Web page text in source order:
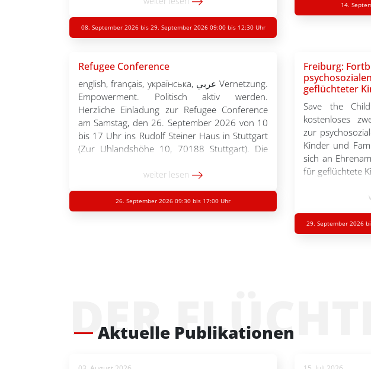
vermitteln fundiertes Wissen zu aktuellen
rechtlichen Entwicklungen. Die
Fortbildungsreihe richtet sich an Berater:innen
neben inhaltlichen Impulsen auch Raum für
Fragen […]
08. September 2026 bis 29. September 2026 09:00 bis 12:30 Uhr
Uhr ein.14.
Refugee Conference
english, français, українська, عربي Vernetzung.
Empowerment. Politisch aktiv werden.
Herzliche Einladung zur Refugee Conference
am Samstag, den 26. September 2026 von 10
bis 17 Uhr ins Rudolf Steiner Haus in Stuttgart
(Zur Uhlandshöhe 10, 70188 Stuttgart). Die
soll einen Raum für Informationsaustausch,
Empowerment und Vernetzung schaffen.
Gemeinsam kann auf […]
weiter lesen
26. September 2026 09:30 bis 17:00 Uhr
Freiburg:
geflüchteter
Save the
kostenloses
zur
Kinder und
sich an
für geflüchtete
Hilfe,
Informationen
29. September 2026
DER
Aktuelle Publikationen